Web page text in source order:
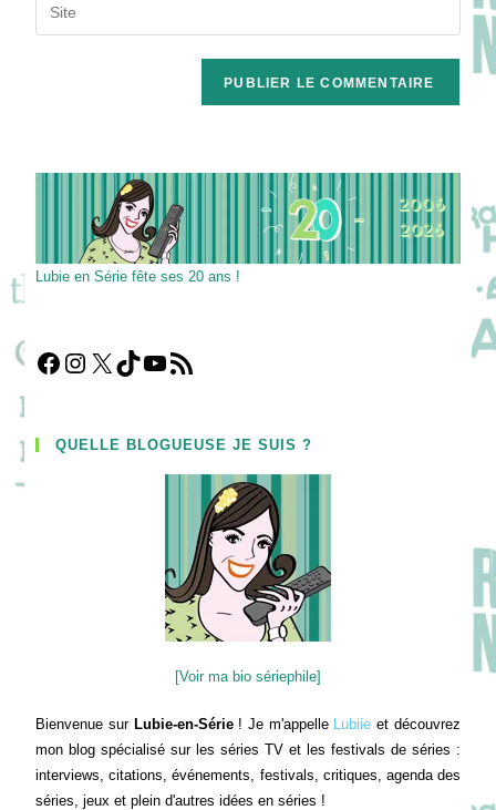
comment
address
l’URL
Lubie en Série fête ses 20 ans !
Facebook
Instagram
X TikTokYouTube
Flux RSS
QUELLE BLOGUEUSE JE SUIS ?
[Voir ma bio sériephile]
Bienvenue sur Lubie-en-Série! Je m'appelle Lubiie et découvrez
mon blog spécialisé sur les séries TV et les festivals de séries :
interviews, citations, événements, festivals, critiques, agenda des
séries, jeux et plein d'autres idées en séries !